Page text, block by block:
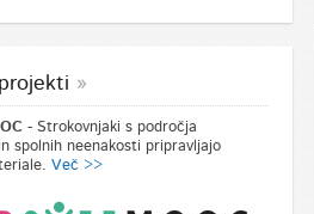
- Strokovnjaki s področja
spolnih neenakosti pripravljajo
Več >>